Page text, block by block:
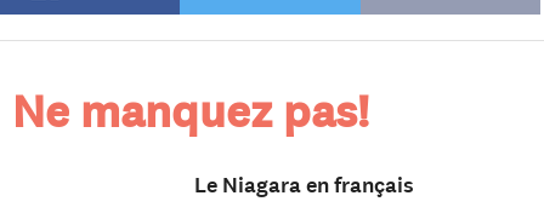
Ne manquez pas!
Le Niagara en français